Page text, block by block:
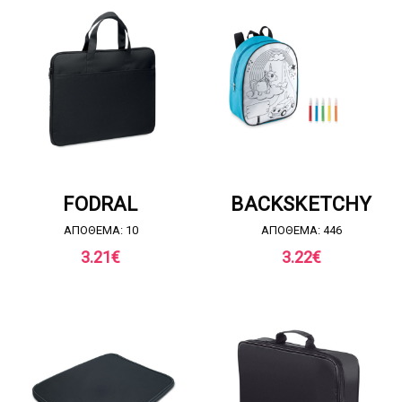
FODRAL
ΑΠΟΘΕΜΑ: 10
3.21€
BACKSKETCHY
ΑΠΟΘΕΜΑ: 446
3.22€